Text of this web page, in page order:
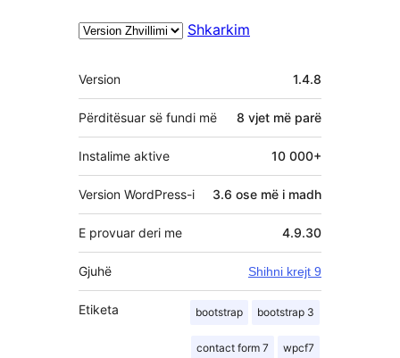
Shkarkim
Të
tjera
Version 1.4.8
Përditësuar së fundi më 8 vjet më parë
Instalime aktive 10 000+
Version WordPress-i 3.6 ose më i madh
E provuar deri me 4.9.30
Gjuhë Shihni krejt 9
Etiketa bootstrap bootstrap 3
contact form 7 wpcf7